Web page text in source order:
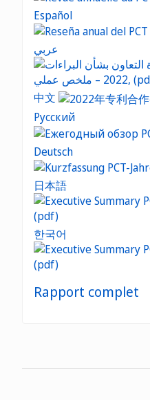
Español
عربي
中文
Русский
Deutsch
日本語
한국어
Rapport complet